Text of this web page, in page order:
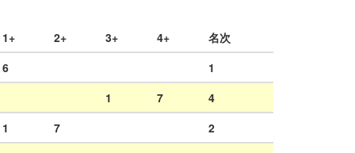
1+ 2+ 3+ 4+
名次
6
1
1 7
4
1 7
2